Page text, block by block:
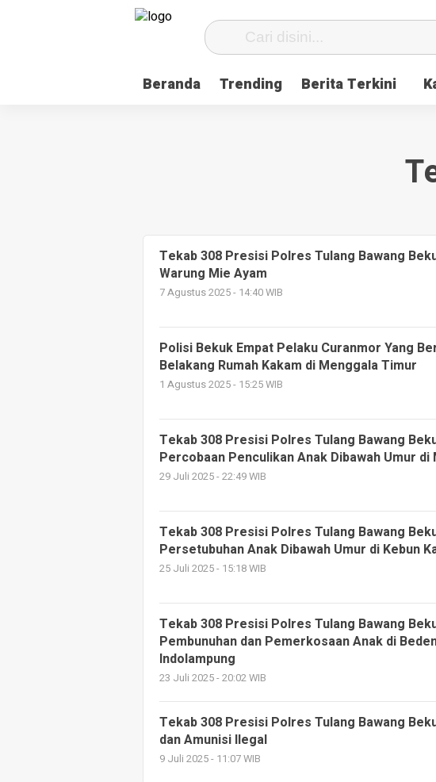
Beranda Trending Berita Terkini
Tekab 308 Presisi Polres Tulang Bawang
Warung Mie Ayam
7 Agustus 2025 - 14:40 WIB
Polisi Bekuk Empat Pelaku Curanmor Yang
Belakang Rumah Kakam di Menggala Timur
1 Agustus 2025 - 15:25 WIB
Tekab 308 Presisi Polres Tulang Bawang
Percobaan Penculikan Anak Dibawah Umur
29 Juli 2025 - 22:49 WIB
Tekab 308 Presisi Polres Tulang Bawang
Persetubuhan Anak Dibawah Umur di Kebun
25 Juli 2025 - 15:18 WIB
Tekab 308 Presisi Polres Tulang Bawang
Pembunuhan dan Pemerkosaan Anak di
Indolampung
23 Juli 2025 - 20:02 WIB
Tekab 308 Presisi Polres Tulang Bawang
dan Amunisi Ilegal
9 Juli 2025 - 11:07 WIB